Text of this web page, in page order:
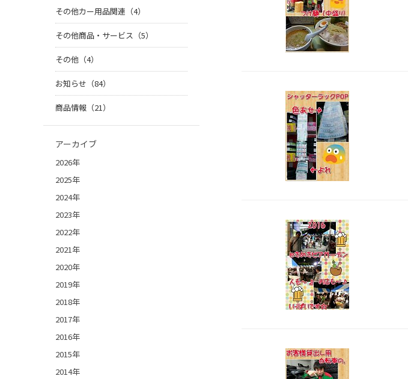
その他カー用品関連（4）
その他商品・サービス（5）
その他（4）
お知らせ（84）
商品情報（21）
アーカイブ
2026年
2025年
2024年
2023年
2022年
2021年
2020年
2019年
2018年
2017年
2016年
2015年
2014年